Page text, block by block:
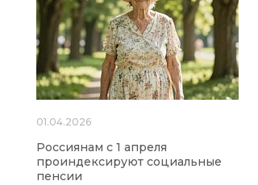
01.04.2026
Россиянам с 1 апреля
проиндексируют социальные
пенсии